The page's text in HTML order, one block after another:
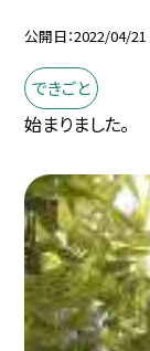
公開日 2022/04/21
できごと
始まりました。